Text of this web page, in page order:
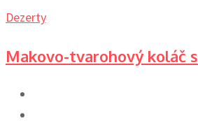
Dezerty
Makovo-tvarohový koláč s